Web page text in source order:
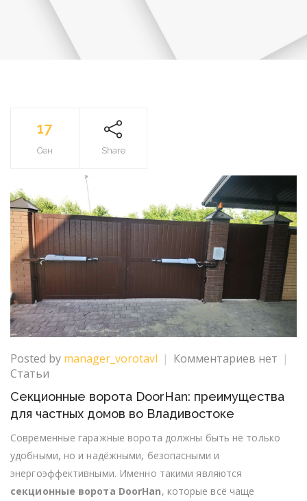
17
Сен Share
Posted by manager_vorotavl Комментариев к
ворота
нет
Статьи
Секционные ворота DoorHan: преимущества
для частных домов во Владивостоке
Современные гаражные ворота должны быть не только
удобными, но и надёжными, безопасными и
энергоэффективными. Именно такими являются
секционные ворота DoorHan, которые всё чаще